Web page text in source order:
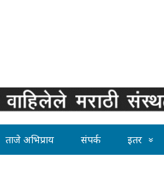
ताजे अभिप्राय संपर्क इतर